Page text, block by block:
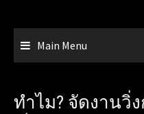
Main Menu
ทำไม? จัดงานวิ่ง